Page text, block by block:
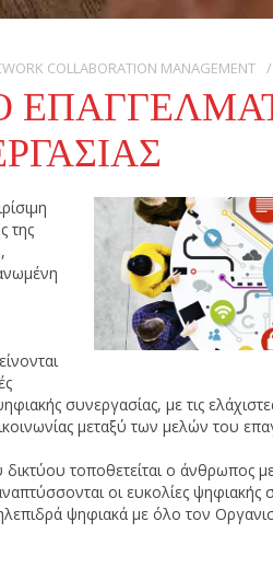
COLLABORATION MANAGEMENT
της
συνεργασίας, με τις
μεταξύ των μελών του
δικτύου τοποθετείται ο άνθρωπος
οι ευκολίες ψηφιακής
ψηφιακά με όλο τον